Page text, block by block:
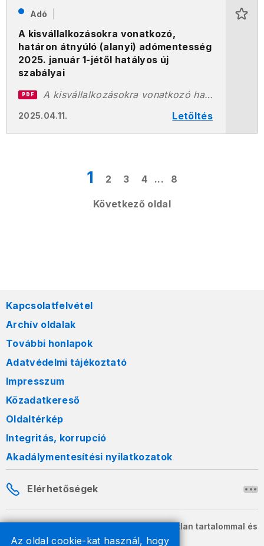
Az oldal cookie-kat használ, hogy
Adó
A kisvállalkozásokra vonatkozó,
határon átnyúló (alanyi) adómentesség
2025. január 1-jétől hatályos új
szabályai
2025.04.11. Letöltés
PDF A kisvállalkozásokra vonatkozó határon átnyúló alanyi adómentesség 2025 - 18 millió értékhatár VÉGLEGES.pdf
1 2 3 4 ... 8
Következő oldal
Kapcsolatfelvétel
Archív oldalak
További honlapok
Adatvédelmi tájékoztató
Impresszum
Közadatkereső
Oldaltérkép
Integritás, korrupció
Akadálymentesítési nyilatkozatok
Elérhetőségek
A honlapon szereplő információk változatlan tartalommal és
formában szabadon terjeszthetők.